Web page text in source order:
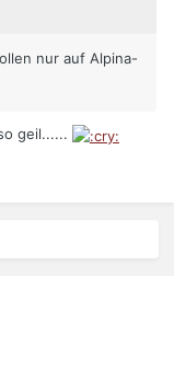
nur auf Alpina-
geil......